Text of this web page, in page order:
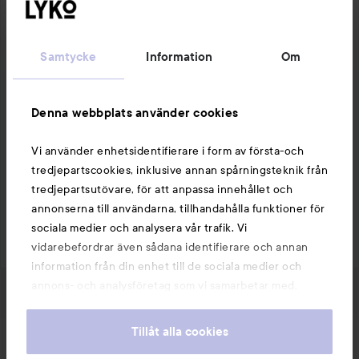
Samtycke Information Om
Denna webbplats använder cookies
Vi använder enhetsidentifierare i form av första-och
tredjepartscookies, inklusive annan spårningsteknik från
tredjepartsutövare, för att anpassa innehållet och
annonserna till användarna, tillhandahålla funktioner för
sociala medier och analysera vår trafik. Vi
vidarebefordrar även sådana identifierare och annan
information från din enhet till de sociala medier och
annons- och analysföretag som vi samarbetar med.
information som du har tillhandahållit eller som de har
Tillåt alla cookies
Betyg:
5
Fräsch och ljuvlig
inte låta bli att dofta på mig själv när jag har den på.
1 gillar Kommentera
1374 visningar
för att lämna en kommentar